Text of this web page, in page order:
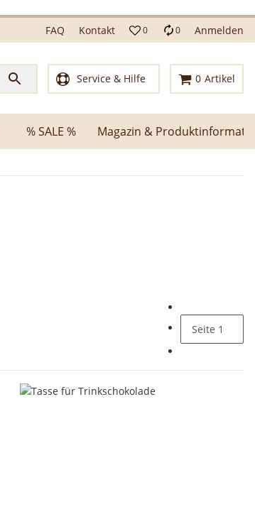
FAQ Kontakt 0 0 Anmelden
Service & Hilfe 0 Artikel
% SALE % Magazin &
Seite 1